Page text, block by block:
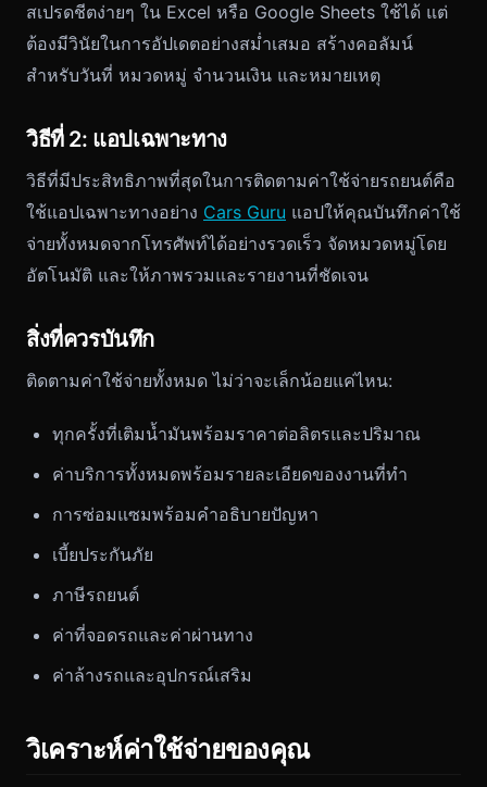
สเปรดชีตง่ายๆ ใน Excel หรือ Google Sheets ใช้ได้ แต่
ต้องมีวินัยในการอัปเดตอย่างสม่ำเสมอ สร้างคอลัมน์
สำหรับวันที่ หมวดหมู่ จำนวนเงิน และหมายเหตุ
วิธีที่ 2: แอปเฉพาะทาง
วิธีที่มีประสิทธิภาพที่สุดในการติดตามค่าใช้จ่ายรถยนต์คือ
ใช้แอปเฉพาะทางอย่าง Cars Guru แอปให้คุณบันทึกค่าใช้
จ่ายทั้งหมดจากโทรศัพท์ได้อย่างรวดเร็ว จัดหมวดหมู่โดย
อัตโนมัติ และให้ภาพรวมและรายงานที่ชัดเจน
สิ่งที่ควรบันทึก
ติดตามค่าใช้จ่ายทั้งหมด ไม่ว่าจะเล็กน้อยแค่ไหน:
ทุกครั้งที่เติมน้ำมันพร้อมราคาต่อลิตรและปริมาณ
ค่าบริการทั้งหมดพร้อมรายละเอียดของงานที่ทำ
การซ่อมแซมพร้อมคำอธิบายปัญหา
เบี้ยประกันภัย
ภาษีรถยนต์
ค่าที่จอดรถและค่าผ่านทาง
ค่าล้างรถและอุปกรณ์เสริม
วิเคราะห์ค่าใช้จ่ายของคุณ